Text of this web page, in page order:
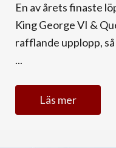
En av årets finaste
King George VI &
rafflande upplopp,
...
Läs mer